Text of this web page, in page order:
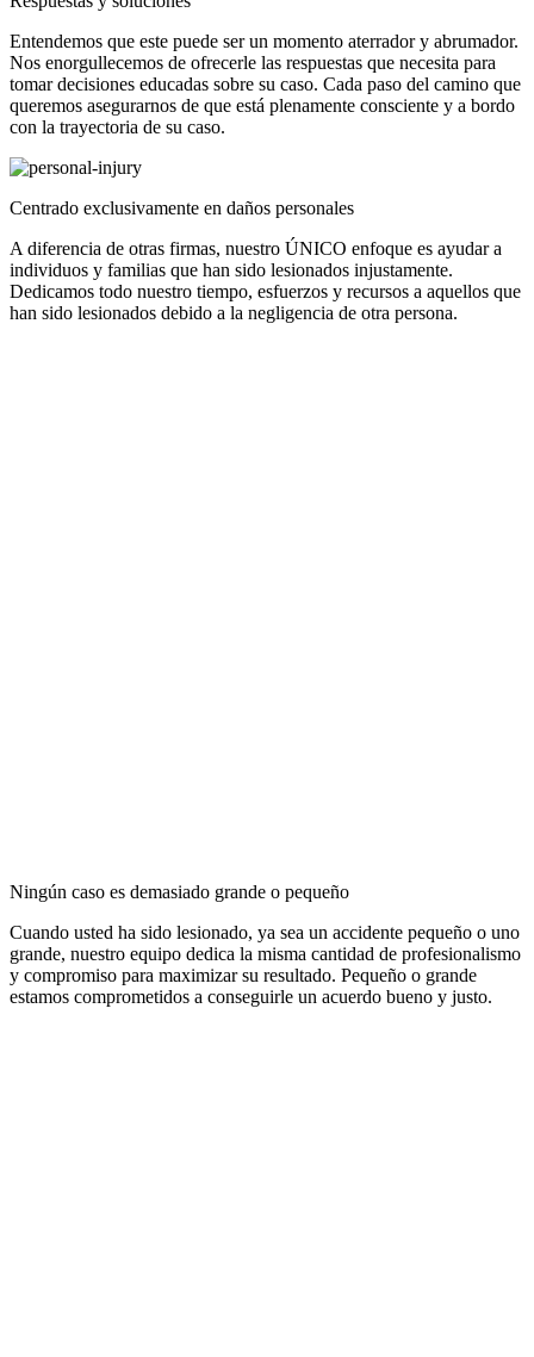
Entendemos que este puede ser un momento aterrador y abrumador.
Nos enorgullecemos de ofrecerle las respuestas que necesita para
tomar decisiones educadas sobre su caso. Cada paso del camino que
queremos asegurarnos de que está plenamente consciente y a bordo
con la trayectoria de su caso.
Centrado exclusivamente en daños personales
A diferencia de otras firmas, nuestro ÚNICO enfoque es ayudar a
individuos y familias que han sido lesionados injustamente.
Dedicamos todo nuestro tiempo, esfuerzos y recursos a aquellos que
han sido lesionados debido a la negligencia de otra persona.
Ningún caso es demasiado grande o pequeño
Cuando usted ha sido lesionado, ya sea un accidente pequeño o uno
grande, nuestro equipo dedica la misma cantidad de profesionalismo
y compromiso para maximizar su resultado. Pequeño o grande
estamos comprometidos a conseguirle un acuerdo bueno y justo.